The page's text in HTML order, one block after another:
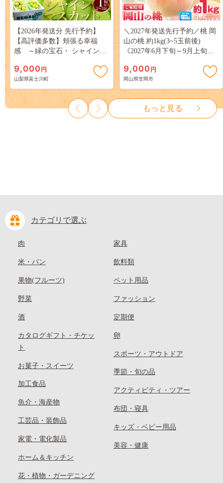
【2026年発送分 先行予約】
【高評価多数】頬張る幸福
感 ～緑の宝石・ シャインマ
３房） フルーツ 山梨県産 果
物 くだもの シャイン マスカ
ット ぶどう ブドウ 葡萄 大粒
種なし 先行予約 富士川町
10000円 一万円 9000円 九千円
9,000 円
山梨県富士川町
＼2027年発送先行予約／桃 岡
山の桃 約1kg(3~5玉前後)
《2027年6月下旬～9月上旬頃
岡山 はくとう スイーツ フル
ーツ 果物 デザート 旬 モモ も
も 先行予約 送料無料 果物 岡
山県 笠岡市 清水白桃 白鳳 白
麗 クール便---
kasaoka_zsy_419_100---
9,000 円
岡山県笠岡市
もっと見る
カテゴリで選ぶ
肉
米・パン
果物(フルーツ)
野菜
酒
カタログギフト・チケッ
ト
お菓子・スイーツ
加工食品
魚介・海産物
工芸品・装飾品
家電・電化製品
ホーム＆キッチン
花・植物・ガーデニング
家具
飲料類
ペット用品
ファッション
定期便
卵
スポーツ・アウトドア
季節・旬の品
アクティビティ・ツアー
布団・寝具
キッズ・ベビー用品
美容・健康